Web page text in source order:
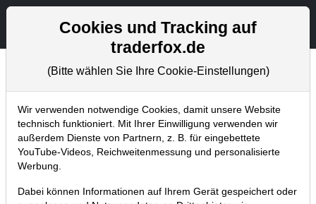
Aktien- und Artikelsuche
Aktuelles
Home Blog Aktuelles
Die Momentum Impuls
Formation kehrt zurück!
10.09.2013 um 12:32 Uhr | TraderFox GmbH
Cookies und Tracking auf
traderfox.de
(Bitte wählen Sie Ihre Cookie-Einstellungen)
Wir verwenden notwendige Cookies, damit unsere Website
technisch funktioniert. Mit Ihrer Einwilligung verwenden wir
außerdem Dienste von Partnern, z. B. für eingebettete
YouTube-Videos, Reichweitenmessung und personalisierte
Werbung.
Dabei können Informationen auf Ihrem Gerät gespeichert oder